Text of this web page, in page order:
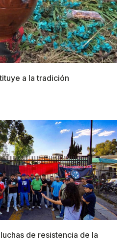
a la tradición
de resistencia de la